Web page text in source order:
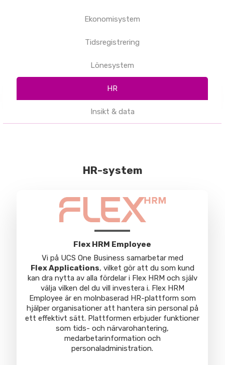
Ekonomisystem
Tidsregistrering
Lönesystem
HR
Insikt & data
HR-system
Flex HRM Employee
Vi på UCS One Business samarbetar med
Flex Applications, vilket gör att du som kund
kan dra nytta av alla fördelar i Flex HRM och själv
välja vilken del du vill investera i. Flex HRM
Employee är en molnbaserad HR-plattform som
hjälper organisationer att hantera sin personal på
ett effektivt sätt. Plattformen erbjuder funktioner
som tids- och närvarohantering,
medarbetarinformation och
personaladministration.